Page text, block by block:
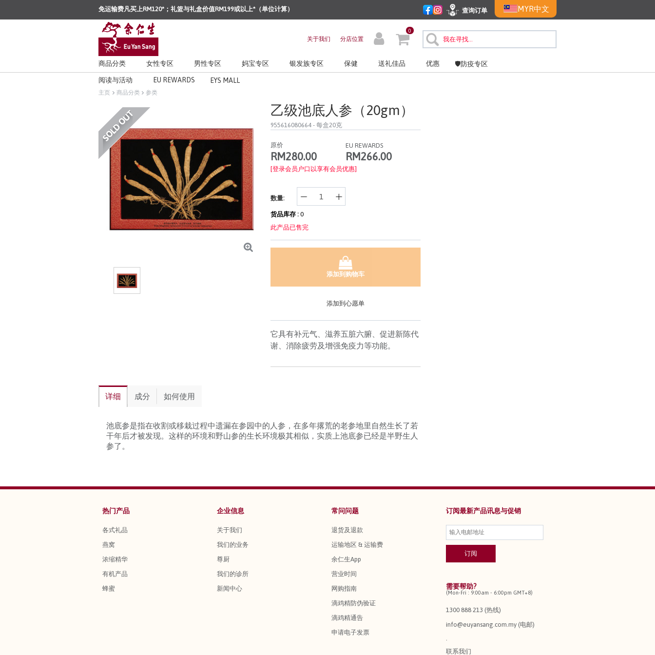
免运输费凡买上RM120*；礼篮与礼盒价值RM199或以上*（单位计算） 查询订单 MYR中文
关于我们 分店位置
0
商品分类 女性专区 男性专区 妈宝专区 银发族专区 保健 送礼佳品 优惠 🛡️防疫专区
阅读与活动 EU REWARDS EYS MALL
主页 商品分类 参类
乙级池底人参（20gm）
955616080664- 每盒20克
原价
RM280.00
EU REWARDS
RM266.00
[登录会员户口以享有会员优惠]
数量:
货品库存 : 0
此产品已售完
添加到购物车
添加到心愿单
它具有补元气、滋养五脏六腑、促进新陈代
谢、消除疲劳及增强免疫力等功能。
详细 成分 如何使用
池底参是指在收割或移栽过程中遗漏在参园中的人参，在多年撂荒的老参地里自然生长了若
干年后才被发现。这样的环境和野山参的生长环境极其相似，实质上池底参已经是半野生人
参了。
热门产品
各式礼品
燕窝
浓缩精华
有机产品
蜂蜜
企业信息
关于我们
我们的业务
尊厨
我们的诊所
新闻中心
常问问题
退货及退款
运输地区 & 运输费
余仁生App
营业时间
网购指南
滴鸡精防伪验证
滴鸡精通告
申请电子发票
订阅最新产品讯息与促销
需要帮助?
(Mon-Fri : 9:00am - 6:00pm GMT+8)
1300 888 213 (热线)
info@euyansang.com.my (电邮)
联系我们